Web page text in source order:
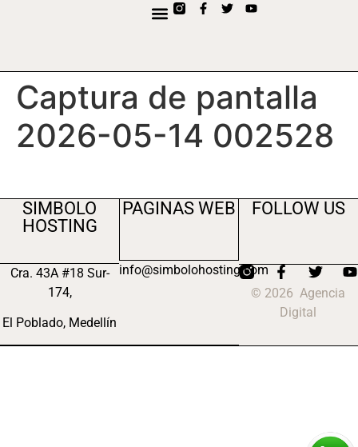
Captura de pantalla
2026-05-14 002528
SIMBOLO
HOSTING
Cra. 43A #18 Sur-
174,
El Poblado, Medellín
PAGINAS WEB
info@simbolohosting.com
FOLLOW US
© 2026 Agencia
Digital